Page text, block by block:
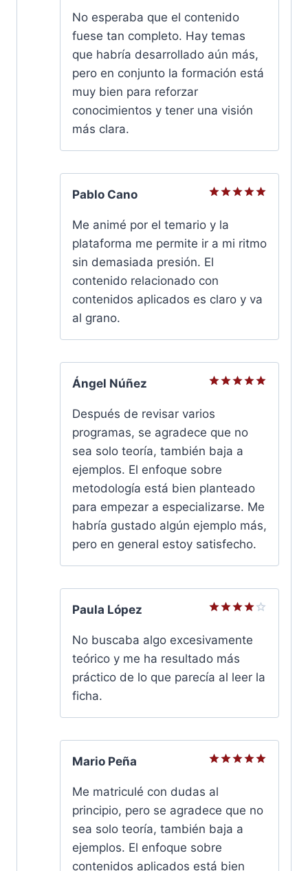
con4
de 5
No esperaba que el contenido
fuese tan completo. Hay temas
que habría desarrollado aún más,
pero en conjunto la formación está
muy bien para reforzar
conocimientos y tener una visión
más clara.
Pablo Cano
con
5
Me animé por el temario y la
plataforma me permite ir a mi ritmo
sin demasiada presión. El
contenido relacionado con
contenidos aplicados es claro y va
al grano.
Ángel Núñez
con
5
Después de revisar varios
programas, se agradece que no
sea solo teoría, también baja a
ejemplos. El enfoque sobre
metodología está bien planteado
para empezar a especializarse. Me
habría gustado algún ejemplo más,
pero en general estoy satisfecho.
Paula López
con4
de 5
No buscaba algo excesivamente
teórico y me ha resultado más
práctico de lo que parecía al leer la
ficha.
Mario Peña
con
5
Me matriculé con dudas al
principio, pero se agradece que no
sea solo teoría, también baja a
ejemplos. El enfoque sobre
contenidos aplicados está bien